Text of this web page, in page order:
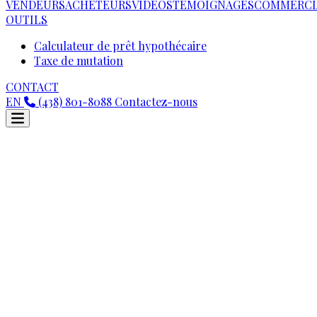
VENDEURSACHETEURSVIDEOSTÉMOIGNAGES
OUTILS
Calculateur de prêt hypothécaire
Taxe de mutation
CONTACT
EN
(438) 801-8088 Contactez-nous